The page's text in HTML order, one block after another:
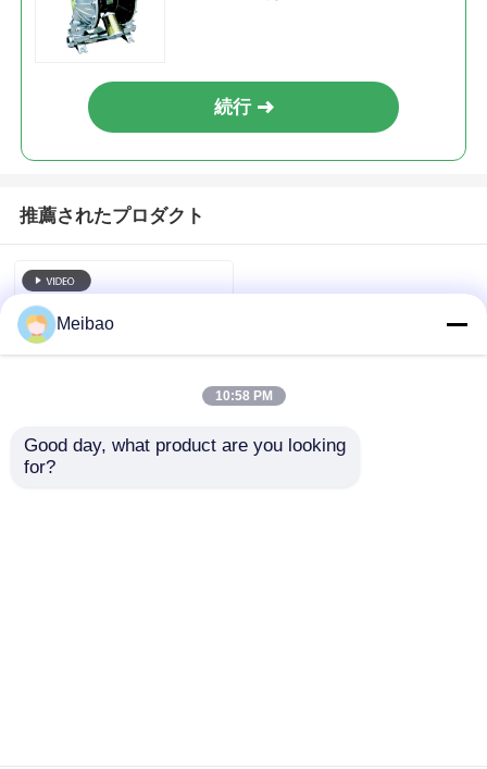
ニュース
すべての場合
見積依頼
自己の起爆剤ポンプ
垂直ポンプ
続行
推薦されたプロダクト
Meibao
10:58 PM
Good day, what product are you looking
for?